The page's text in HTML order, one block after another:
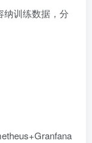
纳训练数据，分